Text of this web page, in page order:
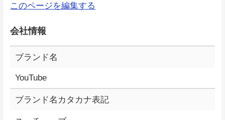
このページを編集する
会社情報
ブランド名
YouTube
ブランド名カタカナ表記